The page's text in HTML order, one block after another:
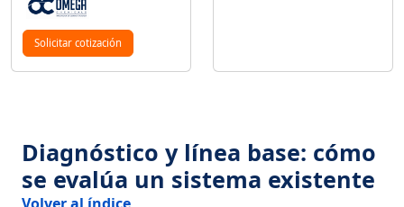
Solicitar cotización
Diagnóstico y línea base: cómo
se evalúa un sistema existente